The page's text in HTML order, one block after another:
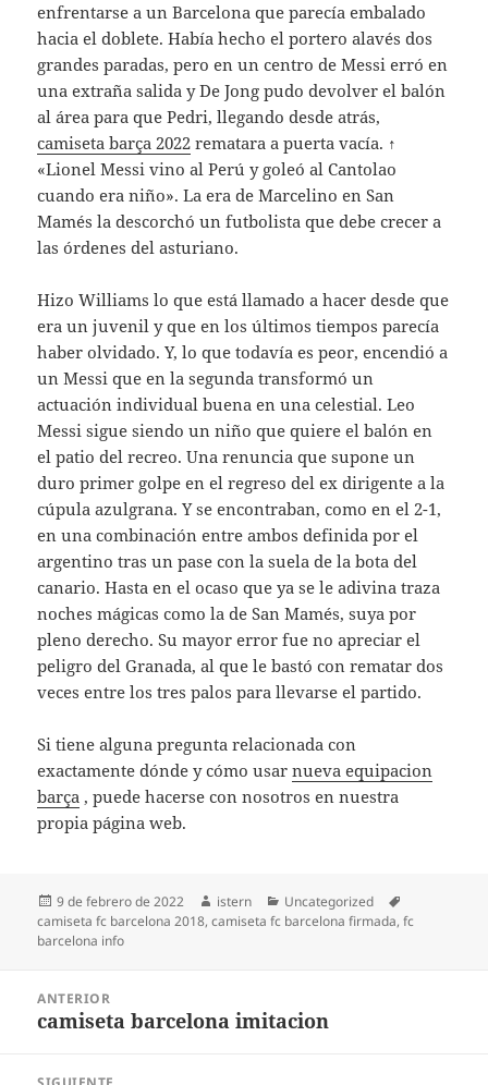
enfrentarse a un Barcelona que parecía embalado
hacia el doblete. Había hecho el portero alavés dos
grandes paradas, pero en un centro de Messi erró en
una extraña salida y De Jong pudo devolver el balón
al área para que Pedri, llegando desde atrás,
camiseta barça 2022 rematara a puerta vacía. ↑
«Lionel Messi vino al Perú y goleó al Cantolao
cuando era niño». La era de Marcelino en San
Mamés la descorchó un futbolista que debe crecer a
las órdenes del asturiano.
Hizo Williams lo que está llamado a hacer desde que
era un juvenil y que en los últimos tiempos parecía
haber olvidado. Y, lo que todavía es peor, encendió a
un Messi que en la segunda transformó un
actuación individual buena en una celestial. Leo
Messi sigue siendo un niño que quiere el balón en
el patio del recreo. Una renuncia que supone un
duro primer golpe en el regreso del ex dirigente a la
cúpula azulgrana. Y se encontraban, como en el 2-1,
en una combinación entre ambos definida por el
argentino tras un pase con la suela de la bota del
canario. Hasta en el ocaso que ya se le adivina traza
noches mágicas como la de San Mamés, suya por
pleno derecho. Su mayor error fue no apreciar el
peligro del Granada, al que le bastó con rematar dos
veces entre los tres palos para llevarse el partido.
Si tiene alguna pregunta relacionada con
exactamente dónde y cómo usarnueva equipacion
barça , puede hacerse con nosotros en nuestra
propia página web.
Publicado
el
9 de febrero de 2022 Autor
istern Categorías
Uncategorized
camiseta fc barcelona 2018,camiseta fc barcelona firmada,fc
barcelona info
entradas
ANTERIOR
Entrada
camiseta barcelona imitacion